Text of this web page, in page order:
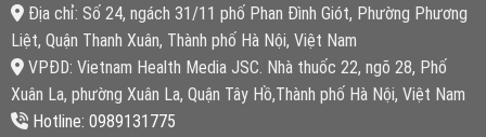
Địa chỉ: Số 24, ngách 31/11 phố Phan Đình Giót, Phường Phương
Liệt, Quận Thanh Xuân, Thành phố Hà Nội, Việt Nam
VPĐD: Vietnam Health Media JSC. Nhà thuốc 22, ngõ 28, Phố
Xuân La, phường Xuân La, Quận Tây Hồ,Thành phố Hà Nội, Việt Nam
Hotline: 0989131775